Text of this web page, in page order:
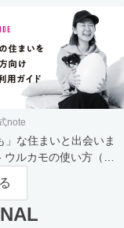
note
」な住まいと出会いま
ルカモの使い方（買